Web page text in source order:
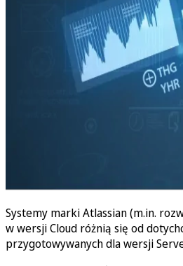
Systemy marki Atlassian (m.in.
w wersji Cloud różnią się od
przygotowywanych dla wersji